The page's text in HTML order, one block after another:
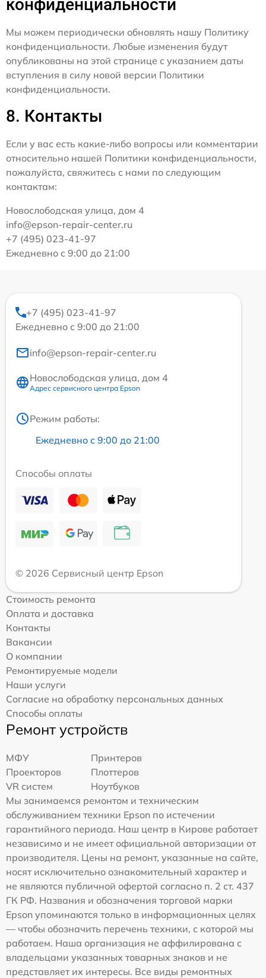
конфиденциальности
Мы можем периодически обновлять нашу Политику
конфиденциальности. Любые изменения будут
опубликованы на этой странице с указанием даты
вступления в силу новой версии Политики
конфиденциальности.
8. Контакты
Если у вас есть какие-либо вопросы или комментарии
относительно нашей Политики конфиденциальности,
пожалуйста, свяжитесь с нами по следующим
контактам:
Новослободская улица, дом 4
info@epson-repair-center.ru
+7 (495) 023-41-97
Ежедневно с 9:00 до 21:00
+7 (495) 023-41-97
Ежедневно с 9:00 до 21:00
info@epson-repair-center.ru
Новослободская улица, дом 4
Адрес сервисного центра Epson
Режим работы:
Ежедневно с 9:00 до 21:00
Способы оплаты
© 2026 Сервисный центр Epson
Стоимость ремонта
Оплата и доставка
Контакты
Вакансии
О компании
Ремонтируемые модели
Наши услуги
Согласие на обработку персональных данных
Способы оплаты
Ремонт устройств
МФУ
Принтеров
Проекторов
Плоттеров
VR систем
Ноутбуков
Мы занимаемся ремонтом и техническим
обслуживанием техники Epson по истечении
гарантийного периода. Наш центр в Кирове работает
независимо и не имеет официальной авторизации от
производителя. Цены на ремонт, указанные на сайте,
носят исключительно ознакомительный характер и
не являются публичной офертой согласно п. 2 ст. 437
ГК РФ. Названия и обозначения торговой марки
Epson упоминаются только в информационных целях
— чтобы обозначить перечень техники, с которой мы
работаем. Наша организация не аффилирована с
владельцами указанных товарных знаков и не
представляет их интересы. Все виды ремонтных